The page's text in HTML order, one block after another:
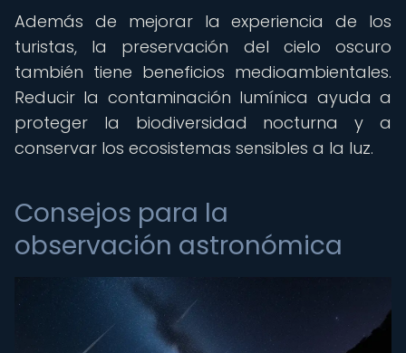
Además de mejorar la experiencia de los
turistas, la preservación del cielo oscuro
también tiene beneficios medioambientales.
Reducir la contaminación lumínica ayuda a
proteger la biodiversidad nocturna y a
conservar los ecosistemas sensibles a la luz.
Consejos para la
observación astronómica